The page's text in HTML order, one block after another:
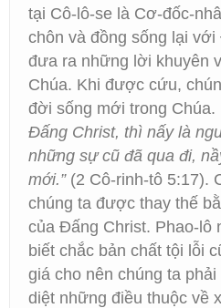
tại Cô-lô-se là Cơ-đốc-
chôn và đồng sống lại
đưa ra những lời khuyên
Chúa. Khi được cứu,
đời sống mới trong Chúa.
Đấng Christ, thì nấy là
những sự cũ đã qua đi,
mới.”(2 Cô-rinh-tô 5:17).
chúng ta được thay thế
của Đấng Christ. Phao-lô
biết chắc bản chất tội lỗi
giá cho nên chúng ta
diệt những điều thuộc về